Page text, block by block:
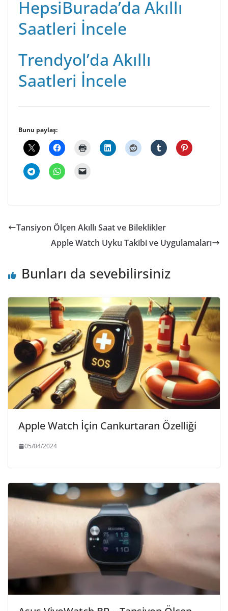
HepsiBurada’da Akıllı
Saatleri İncele
Trendyol’da Akıllı
Saatleri İncele
Bunu paylaş:
Tansiyon Ölçen Akıllı Saat ve Bileklikler
Apple Watch Uyku Takibi ve Uygulamaları
Bunları da sevebilirsiniz
Apple Watch İçin Cankurtaran Özelliği
05/04/2024